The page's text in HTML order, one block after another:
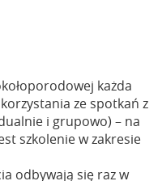
każda
ze spotkań z
i grupowo) – na
szkolenie w zakresie
odbywają się raz w